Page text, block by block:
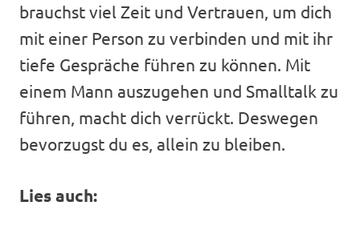
brauchst viel Zeit und Vertrauen, um dich
mit einer Person zu verbinden und mit ihr
tiefe Gespräche führen zu können. Mit
einem Mann auszugehen und Smalltalk zu
führen, macht dich verrückt. Deswegen
bevorzugst du es, allein zu bleiben.
Lies auch: